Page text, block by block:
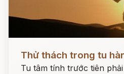
Thử thách trong tu
Tu tâm tính trước tiên